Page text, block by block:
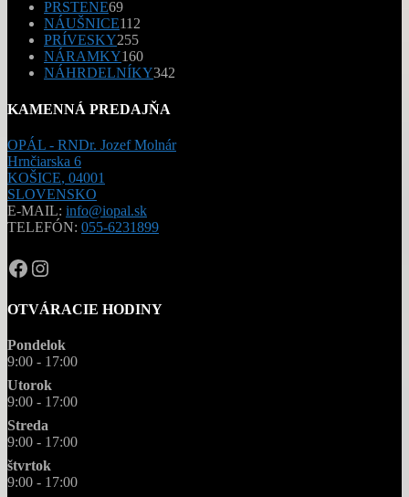
PRSTENE6969
produktov
NÁUŠNICE112
PRÍVESKY255255
produktov
NÁRAMKY160160
produktov
NÁHRDELNÍKY342
KAMENNÁ PREDAJŇA
OPÁL - RNDr. Jozef Molnár
Hrnčiarska 6
KOŠICE, 04001
SLOVENSKO
E-MAIL: info@iopal.sk
TELEFÓN: 055-6231899
OPAL.drahokamy
opal.drahokamy
OTVÁRACIE HODINY
Pondelok
9:00 - 17:00
Utorok
9:00 - 17:00
Streda
9:00 - 17:00
štvrtok
9:00 - 17:00